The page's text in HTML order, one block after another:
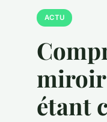
ACTU
miroir
étant